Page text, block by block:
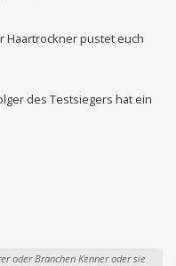
Haartrockner pustet euch
des Testsiegers hat ein
oder Branchen Kenner oder sie